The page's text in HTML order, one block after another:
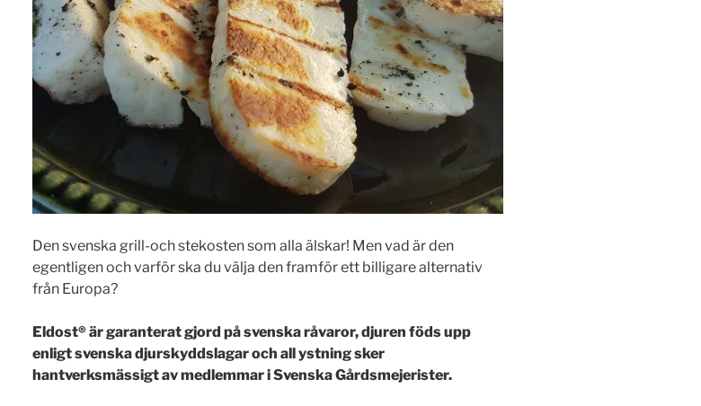
Den svenska grill-och stekosten som alla älskar! Men vad är den
egentligen och varför ska du välja den framför ett billigare alternativ
från Europa?
Eldost®️ är garanterat gjord på svenska råvaror, djuren föds upp
enligt svenska djurskyddslagar och all ystning sker
hantverksmässigt av medlemmar i Svenska Gårdsmejerister.